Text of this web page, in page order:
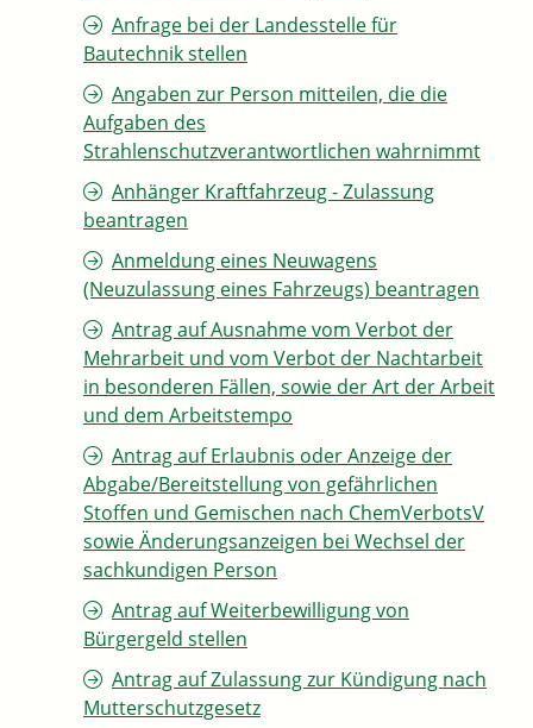
Anfrage bei der Landesstelle für
Bautechnik stellen
Angaben zur Person mitteilen, die die
Aufgaben des
Strahlenschutzverantwortlichen wahrnimmt
Anhänger Kraftfahrzeug - Zulassung
beantragen
Anmeldung eines Neuwagens
(Neuzulassung eines Fahrzeugs) beantragen
Antrag auf Ausnahme vom Verbot der
Mehrarbeit und vom Verbot der Nachtarbeit
in besonderen Fällen, sowie der Art der Arbeit
und dem Arbeitstempo
Antrag auf Erlaubnis oder Anzeige der
Abgabe/Bereitstellung von gefährlichen
Stoffen und Gemischen nach ChemVerbotsV
sowie Änderungsanzeigen bei Wechsel der
sachkundigen Person
Antrag auf Weiterbewilligung von
Bürgergeld stellen
Antrag auf Zulassung zur Kündigung nach
Mutterschutzgesetz